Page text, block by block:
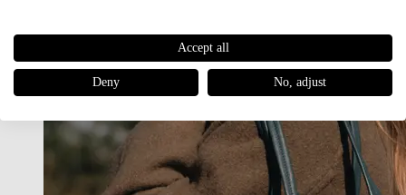
Accept all
Deny No, adjust